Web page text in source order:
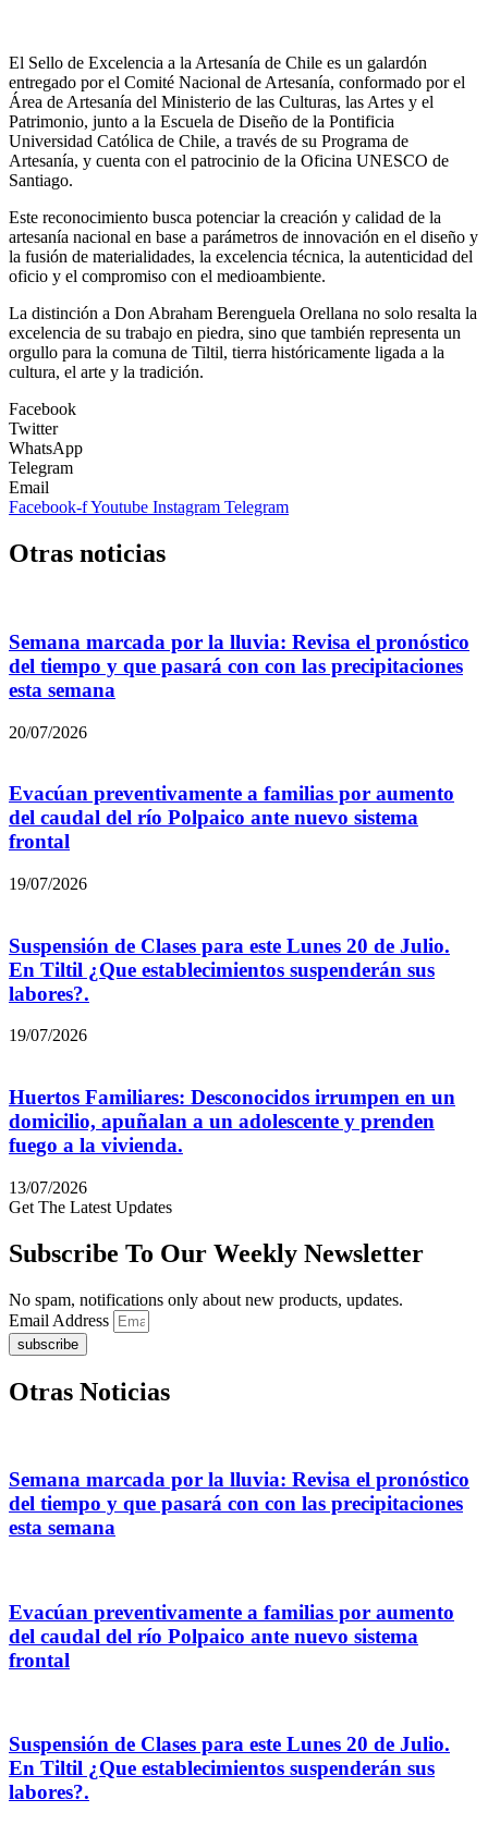
El Sello de Excelencia a la Artesanía de Chile es un galardón
entregado por el Comité Nacional de Artesanía, conformado por el
Área de Artesanía del Ministerio de las Culturas, las Artes y el
Patrimonio, junto a la Escuela de Diseño de la Pontificia
Universidad Católica de Chile, a través de su Programa de
Artesanía, y cuenta con el patrocinio de la Oficina UNESCO de
Santiago.
Este reconocimiento busca potenciar la creación y calidad de la
artesanía nacional en base a parámetros de innovación en el diseño y
la fusión de materialidades, la excelencia técnica, la autenticidad del
oficio y el compromiso con el medioambiente.
La distinción a Don Abraham Berenguela Orellana no solo resalta la
excelencia de su trabajo en piedra, sino que también representa un
orgullo para la comuna de Tiltil, tierra históricamente ligada a la
cultura, el arte y la tradición.
Facebook
Twitter
WhatsApp
Telegram
Email
Facebook-fYoutube Instagram Telegram
Otras noticias
Semana marcada por la lluvia: Revisa el pronóstico
del tiempo y que pasará con con las precipitaciones
esta semana
20/07/2026
Evacúan preventivamente a familias por aumento
del caudal del río Polpaico ante nuevo sistema
frontal
19/07/2026
Suspensión de Clases para este Lunes 20 de Julio.
En Tiltil ¿Que establecimientos suspenderán sus
labores?.
19/07/2026
Huertos Familiares: Desconocidos irrumpen en un
domicilio, apuñalan a un adolescente y prenden
fuego a la vivienda.
13/07/2026
Get The Latest Updates
Subscribe To Our Weekly Newsletter
No spam, notifications only about new products, updates.
Email Address
subscribe
Otras Noticias
Semana marcada por la lluvia: Revisa el pronóstico
del tiempo y que pasará con con las precipitaciones
esta semana
Evacúan preventivamente a familias por aumento
del caudal del río Polpaico ante nuevo sistema
frontal
Suspensión de Clases para este Lunes 20 de Julio.
En Tiltil ¿Que establecimientos suspenderán sus
labores?.